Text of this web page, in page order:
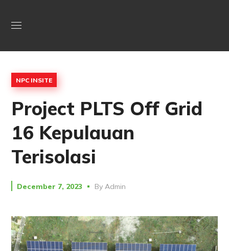
NPC INSITE
Project PLTS Off Grid
16 Kepulauan
Terisolasi
December 7, 2023 By Admin